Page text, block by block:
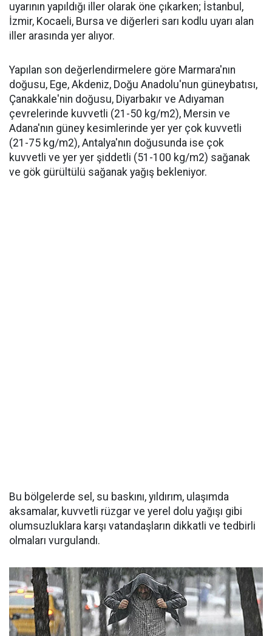
uyarının yapıldığı iller olarak öne çıkarken; İstanbul,
İzmir, Kocaeli, Bursa ve diğerleri sarı kodlu uyarı alan
iller arasında yer alıyor.
Yapılan son değerlendirmelere göre Marmara'nın
doğusu, Ege, Akdeniz, Doğu Anadolu'nun güneybatısı,
Çanakkale'nin doğusu, Diyarbakır ve Adıyaman
çevrelerinde kuvvetli (21-50 kg/m2), Mersin ve
Adana'nın güney kesimlerinde yer yer çok kuvvetli
(21-75 kg/m2), Antalya'nın doğusunda ise çok
kuvvetli ve yer yer şiddetli (51-100 kg/m2) sağanak
ve gök gürültülü sağanak yağış bekleniyor.
Bu bölgelerde sel, su baskını, yıldırım, ulaşımda
aksamalar, kuvvetli rüzgar ve yerel dolu yağışı gibi
olumsuzluklara karşı vatandaşların dikkatli ve tedbirli
olmaları vurgulandı.